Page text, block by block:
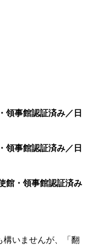
領事館認証済み／日
領事館認証済み／日
館・領事館認証済み
いませんが、「翻